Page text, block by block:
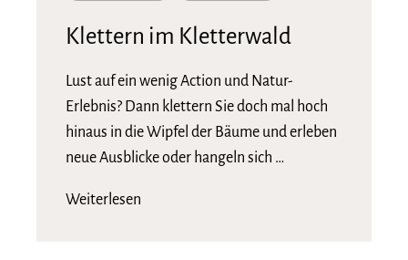
Klettern im Kletterwald
Lust auf ein wenig Action und Natur-
Erlebnis? Dann klettern Sie doch mal hoch
hinaus in die Wipfel der Bäume und erleben
neue Ausblicke oder hangeln sich …
Weiterlesen